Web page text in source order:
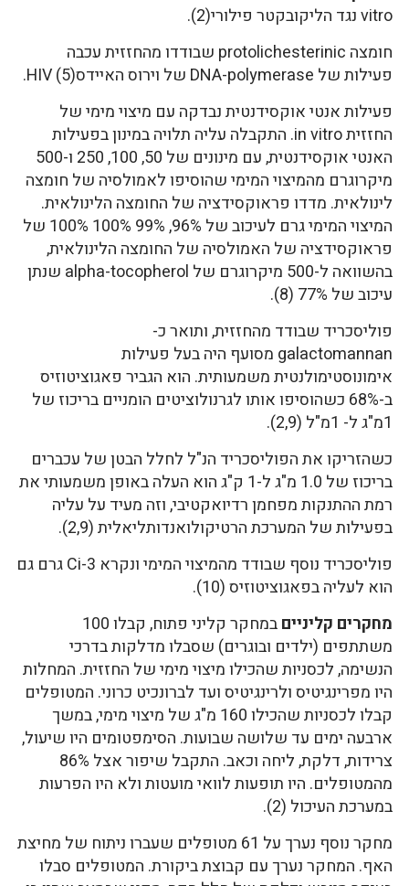
vitro נגד הליקובקטר פילורי(2).
חומצה protolichesterinic שבודדו מהחזזית עכבה
פעילות של DNA-polymerase של וירוס האיידסHIV (5).
פעילות אנטי אוקסידנטית נבדקה עם מיצוי מימי של
החזזית in vitro. התקבלה עליה תלויה במינון בפעילות
האנטי אוקסידנטית, עם מינונים של 50, 100, 250 ו-500
מיקרוגרם מהמיצוי המימי שהוסיפו לאמולסיה של חומצה
לינולאית. מדדו פראוקסידציה של החומצה הלינולאית.
המיצוי המימי גרם לעיכוב של 96%, 99% 100% 100% של
פראוקסידציה של האמולסיה של החומצה הלינולאית,
בהשוואה ל-500 מיקרוגרם של alpha-tocopherol שנתן
עיכוב של 77% (8).
פוליסכריד שבודד מהחזזית, ותואר כ-
galactomannan מסועף היה בעל פעילות
אימונוסטימולנטית משמעותית. הוא הגביר פאגוציטוזיס
ב-68% כשהוסיפו אותו לגרנולוציטים הומניים בריכוז של
1מ"ג ל- 1מ"ל (2,9).
כשהזריקו את הפוליסכריד הנ"ל לחלל הבטן של עכברים
בריכוז של 1.0 מ"ג ל-1 ק"ג הוא העלה באופן משמעותי את
רמת ההתנקות מפחמן רדיואקטיבי, וזה מעיד על עליה
בפעילות של המערכת הרטיקולואנדותליאלית (2,9).
פוליסכריד נוסף שבודד מהמיצוי המימי ונקרא Ci-3 גרם גם
הוא לעליה בפאגוציטוזיס (10).
מחקרים קליניים
במחקר קליני פתוח, קבלו 100
משתתפים (ילדים ובוגרים) שסבלו מדלקות בדרכי
הנשימה, לכסניות שהכילו מיצוי מימי של החזזית. המחלות
היו מפרינגיטיס ולרינגיטיס ועד לברונכיט כרוני. המטופלים
קבלו לכסניות שהכילו 160 מ"ג של מיצוי מימי, במשך
ארבעה ימים עד שלושה שבועות. הסימפטומים היו שיעול,
צרידות, דלקת, ליחה וכאב. התקבל שיפור אצל 86%
מהמטופלים. היו תופעות לוואי מועטות ולא היו הפרעות
במערכת העיכול (2).
מחקר נוסף נערך על 61 מטופלים שעברו ניתוח של מחיצת
האף. המחקר נערך עם קבוצת ביקורת. המטופלים סבלו